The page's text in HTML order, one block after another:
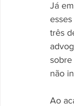
Já
três
sobre
não
Ao